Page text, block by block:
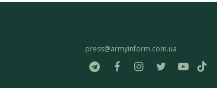
press@armyinform.com.ua